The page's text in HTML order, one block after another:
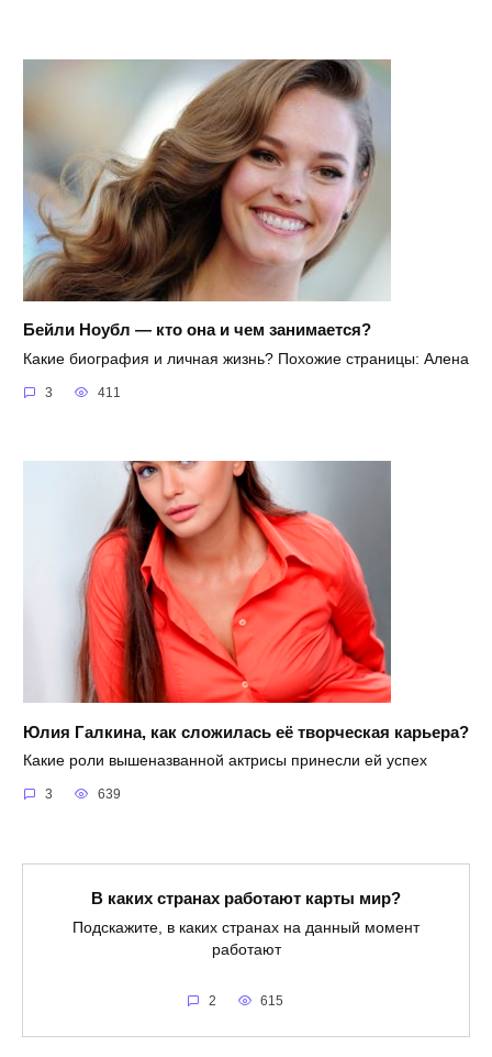
Бейли Ноубл — кто она и чем занимается?
Какие биография и личная жизнь? Похожие страницы: Алена
3 411
Юлия Галкина, как сложилась её творческая карьера?
Какие роли вышеназванной актрисы принесли ей успех
3 639
В каких странах работают карты мир?
Подскажите, в каких странах на данный момент
работают
2 615